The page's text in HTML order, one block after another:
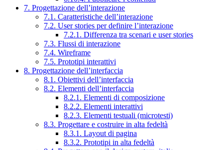
7. Progettazione dell’interazione
7.1. Caratteristiche dell’interazione
7.2. User stories per definire l’interazione
7.2.1. Differenza tra scenari e user stories
7.3. Flussi di interazione
7.4. Wireframe
7.5. Prototipi interattivi
8. Progettazione dell’interfaccia
8.1. Obiettivi dell’interfaccia
8.2. Elementi dell’interfaccia
8.2.1. Elementi di composizione
8.2.2. Elementi interattivi
8.2.3. Elementi testuali (microtesti)
8.3. Progettare e costruire in alta fedeltà
8.3.1. Layout di pagina
8.3.2. Prototipi in alta fedeltà